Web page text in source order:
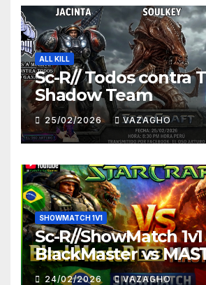
ALL KILL
Sc-R// Todos contra
Shadow Team
25/02/2026 VAZAGHO
SHOWMATCH 1V1
Sc-R//ShowMatch 1v1
BlackMaster vs
HUNTER
24/02/2026 VAZAGHO